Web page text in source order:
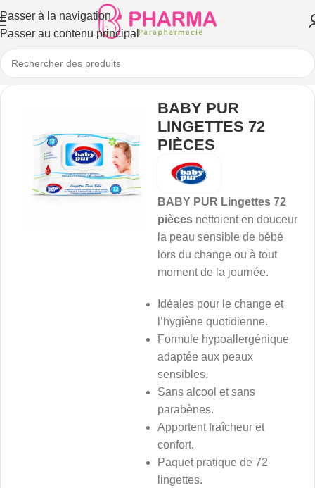
Passer à la navigation
Passer au contenu principal
BABY PUR
LINGETTES 72
PIÈCES
BABY PUR Lingettes 72
pièces nettoient en douceur
la peau sensible de bébé
lors du change ou à tout
moment de la journée.
Idéales pour le change et
l’hygiène quotidienne.
Formule hypoallergénique
adaptée aux peaux
sensibles.
Sans alcool et sans
parabènes.
Apportent fraîcheur et
confort.
Paquet pratique de 72
lingettes.